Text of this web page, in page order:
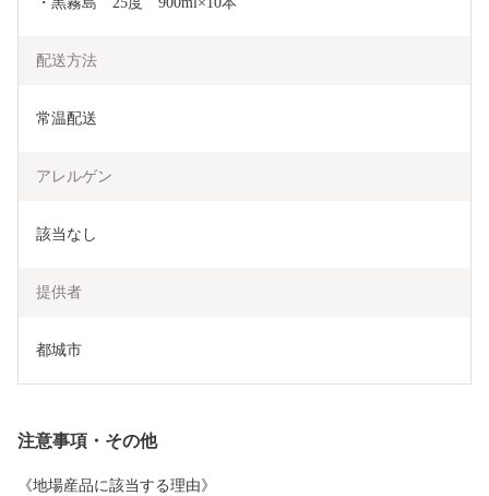
配送方法
常温配送
アレルゲン
該当なし
提供者
都城市
注意事項・その他
《地場産品に該当する理由》